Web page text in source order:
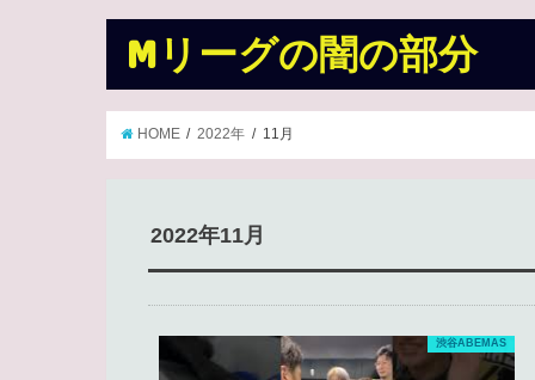
Mリーグの闇の部分
HOME 2022年 11月
2022年11月
渋谷ABEMAS